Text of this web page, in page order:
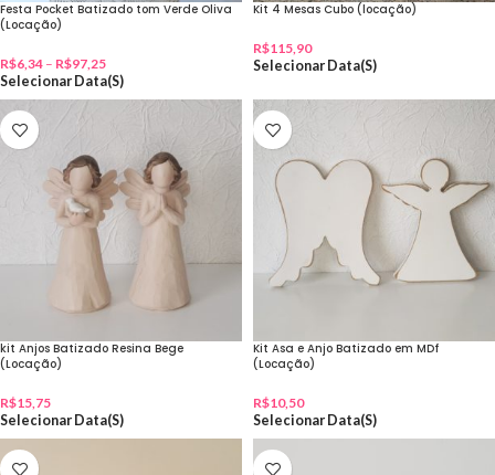
Festa Pocket Batizado tom Verde Oliva
(Locação)
R$6,34 – R$97,25
Selecionar Data(s)
Kit 4 Mesas Cubo (locação)
R$115,90
Selecionar Data(s)
kit Anjos Batizado Resina Bege
(Locação)
R$15,75
Selecionar Data(s)
Kit Asa e Anjo Batizado em MDf
(Locação)
R$10,50
Selecionar Data(s)